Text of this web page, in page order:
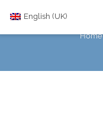
Home
English (UK)